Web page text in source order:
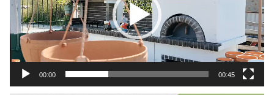
00:00 00:45